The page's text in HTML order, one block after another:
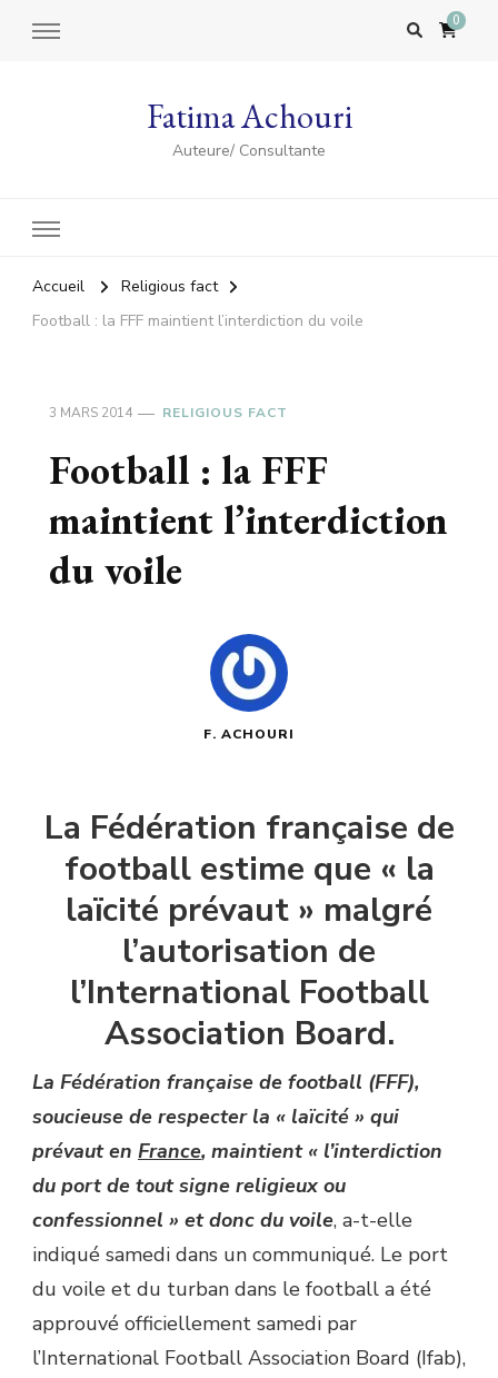
0
Fatima Achouri
Auteure/ Consultante
Accueil
Religious fact
Football : la FFF maintient l’interdiction du voile
3 MARS 2014 RELIGIOUS FACT
Football : la FFF
maintient l’interdiction
du voile
F. ACHOURI
La Fédération française de
football estime que « la
laïcité prévaut » malgré
l’autorisation de
l’International Football
Association Board.
La Fédération française de football (FFF),
soucieuse de respecter la « laïcité » qui
prévaut en France, maintient « l’interdiction
du port de tout signe religieux ou
confessionnel » et donc du voile, a-t-elle
indiqué samedi dans un communiqué. Le port
du voile et du turban dans le football a été
approuvé officiellement samedi par
l’International Football Association Board (Ifab),